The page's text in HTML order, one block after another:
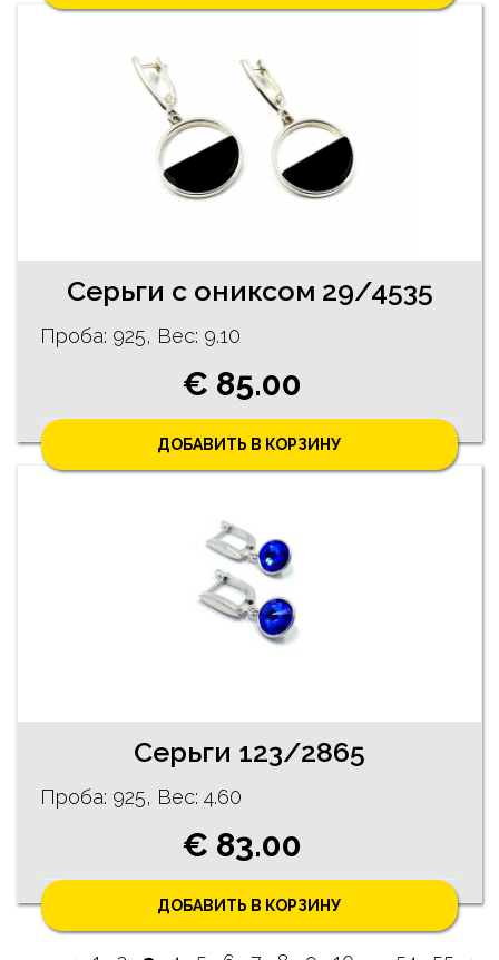
Cерьги с ониксом 29/4535
Проба: 925, Bес: 9.10
€ 85.00
ДОБАВИТЬ В КОРЗИНУ
Cерьги 123/2865
Проба: 925, Bес: 4.60
€ 83.00
ДОБАВИТЬ В КОРЗИНУ